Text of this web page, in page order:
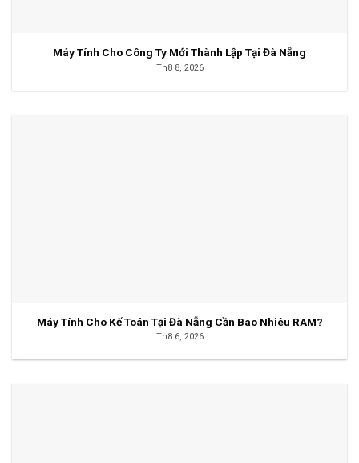
Máy Tính Cho Công Ty Mới Thành Lập Tại Đà Nẵng
Th8 8, 2026
Máy Tính Cho Kế Toán Tại Đà Nẵng Cần Bao Nhiêu RAM?
Th8 6, 2026